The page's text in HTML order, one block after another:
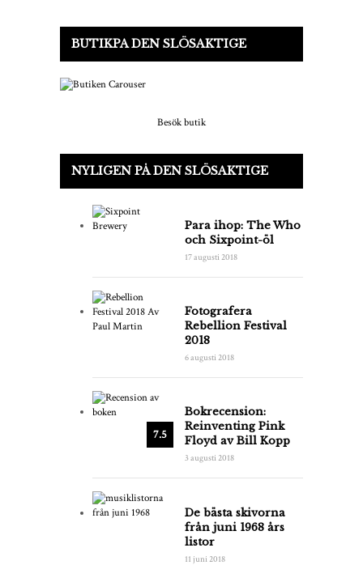
BUTIKPA DEN SLÖSAKTIGE
Besök butik
NYLIGEN PÅ DEN SLÖSAKTIGE
Para ihop: The Who
och Sixpoint-öl
17 augusti 2018
Fotografera
Rebellion Festival
2018
6 augusti 2018
7.5
Bokrecension:
Reinventing Pink
Floyd av Bill Kopp
3 augusti 2018
De bästa skivorna
från juni 1968 års
listor
11 juni 2018